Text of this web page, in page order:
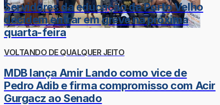
Servidores da educação de Porto Velho
decidem entrar em greve na próxima
quarta-feira
VOLTANDO DE QUALQUER JEITO
MDB lança Amir Lando como vice de
Pedro Adib e firma compromisso com Acir
Gurgacz ao Senado